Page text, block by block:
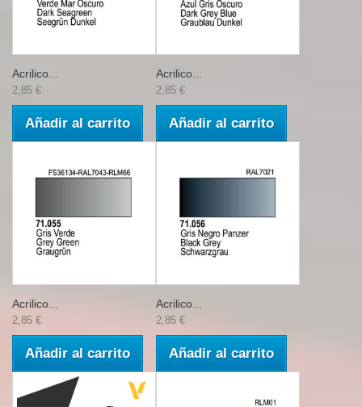
Acrilico...
2,85 €
Añadir al carrito
Acrilico...
2,85 €
Añadir al carrito
Acrilico...
2,85 €
Añadir al carrito
Acrilico...
2,85 €
Añadir al carrito